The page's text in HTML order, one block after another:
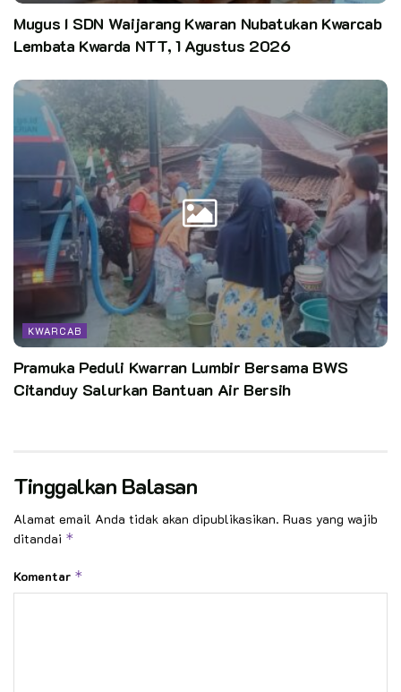
Mugus I SDN Waijarang Kwaran Nubatukan Kwarcab
Lembata Kwarda NTT, 1 Agustus 2026
KWARCAB
Pramuka Peduli Kwarran Lumbir Bersama BWS
Citanduy Salurkan Bantuan Air Bersih
Tinggalkan Balasan
Alamat email Anda tidak akan dipublikasikan. Ruas yang wajib
ditandai *
Komentar *